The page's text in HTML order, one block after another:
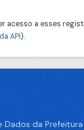
acesso a esses
API).
Dados da